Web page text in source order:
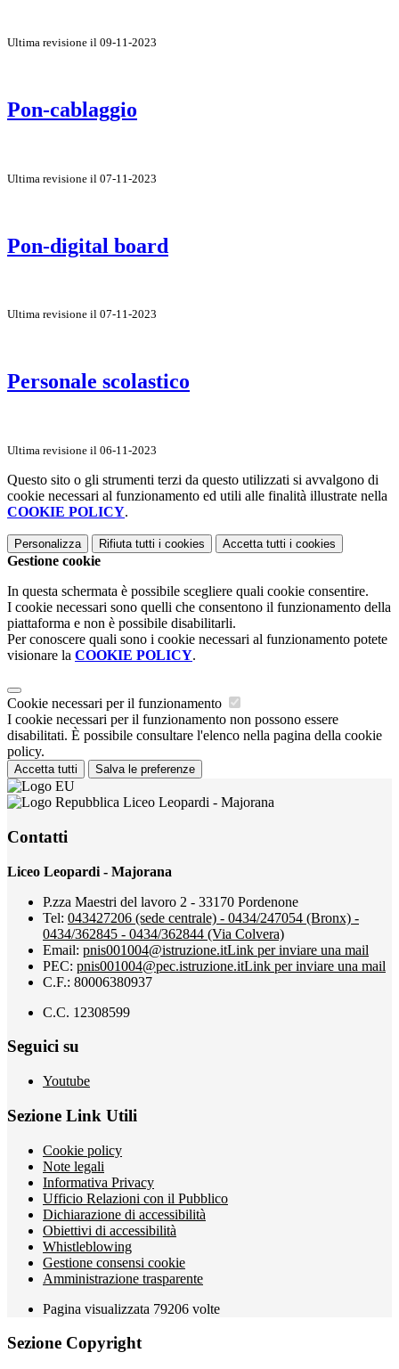
Ultima revisione il 09-11-2023
Pon-cablaggio
Ultima revisione il 07-11-2023
Pon-digital board
Ultima revisione il 07-11-2023
Personale scolastico
Ultima revisione il 06-11-2023
Questo sito o gli strumenti terzi da questo utilizzati si avvalgono di
cookie necessari al funzionamento ed utili alle finalità illustrate nella
COOKIE POLICY.
Personalizza Rifiuta tutti i cookies Accetta tutti i cookies
Gestione cookie
In questa schermata è possibile scegliere quali cookie consentire.
I cookie necessari sono quelli che consentono il funzionamento della
piattaforma e non è possibile disabilitarli.
Per conoscere quali sono i cookie necessari al funzionamento potete
visionare la COOKIE POLICY.
Cookie necessari per il funzionamento
I cookie necessari per il funzionamento non possono essere
disabilitati. È possibile consultare l'elenco nella pagina della cookie
policy.
Accetta tutti Salva le preferenze
Liceo Leopardi - Majorana
Contatti
Liceo Leopardi - Majorana
P.zza Maestri del lavoro 2 - 33170 Pordenone
Tel: 043427206 (sede centrale) - 0434/247054 (Bronx) -
0434/362845 - 0434/362844 (Via Colvera)
Email: pnis001004@istruzione.itLink per inviare una mail
PEC: pnis001004@pec.istruzione.itLink per inviare una mail
C.F.: 80006380937
C.C. 12308599
Seguici su
Youtube
Sezione Link Utili
Cookie policy
Note legali
Informativa Privacy
Ufficio Relazioni con il Pubblico
Dichiarazione di accessibilità
Obiettivi di accessibilità
Whistleblowing
Gestione consensi cookie
Amministrazione trasparente
Pagina visualizzata 79206 volte
Sezione Copyright